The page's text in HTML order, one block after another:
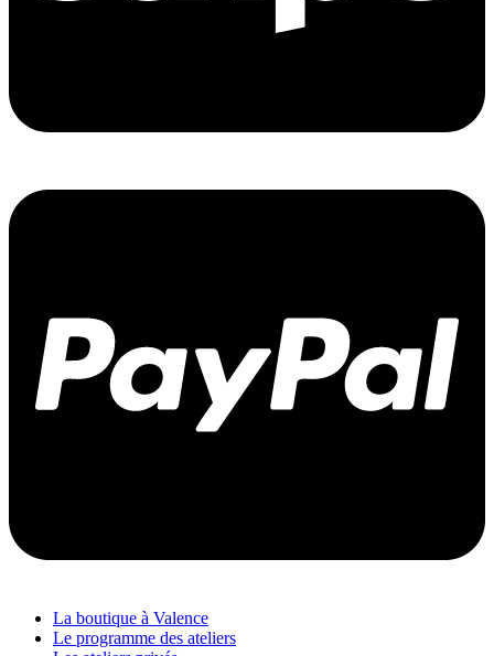
La boutique à Valence
Le programme des ateliers